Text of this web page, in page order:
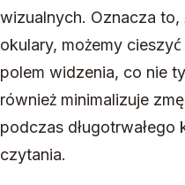
wizualnych. Oznacza
okulary, możemy
polem widzenia, co nie
również minimalizuje
podczas
czytania.